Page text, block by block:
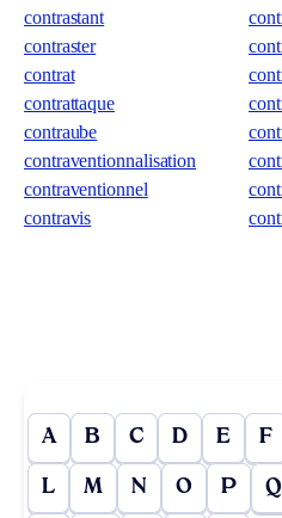
contrastant
contraster
contrat
contrattaque
contraube
contraventionnalisation
contraventionnel
contravis
A B C D E F
L M N O P Q